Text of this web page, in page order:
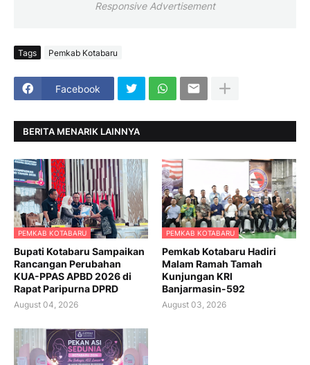
Responsive Advertisement
Tags Pemkab Kotabaru
Facebook
BERITA MENARIK LAINNYA
PEMKAB KOTABARU
Bupati Kotabaru Sampaikan
Rancangan Perubahan
KUA-PPAS APBD 2026 di
Rapat Paripurna DPRD
August 04, 2026
PEMKAB KOTABARU
Pemkab Kotabaru Hadiri
Malam Ramah Tamah
Kunjungan KRI
Banjarmasin-592
August 03, 2026